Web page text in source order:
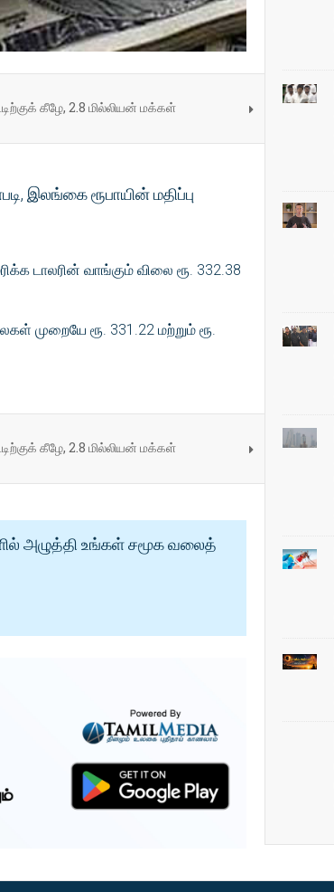
கீழே, 2.8 மில்லியன் மக்கள்
இலங்கை ரூபாயின் மதிப்பு
டாலரின் வாங்கும் விலை ரூ. 332.38
முறையே ரூ. 331.22 மற்றும் ரூ.
கீழே, 2.8 மில்லியன் மக்கள்
அழுத்தி உங்கள் சமூக வலைத்